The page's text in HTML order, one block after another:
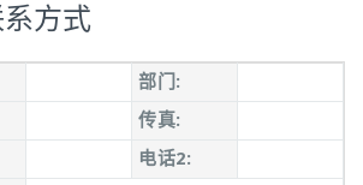
方式
部门:
传真:
电话2: